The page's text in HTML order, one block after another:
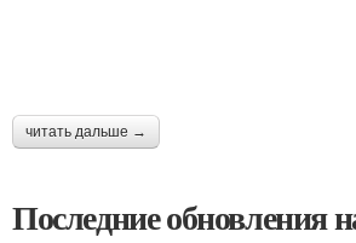
читать дальше →
Последние обновления